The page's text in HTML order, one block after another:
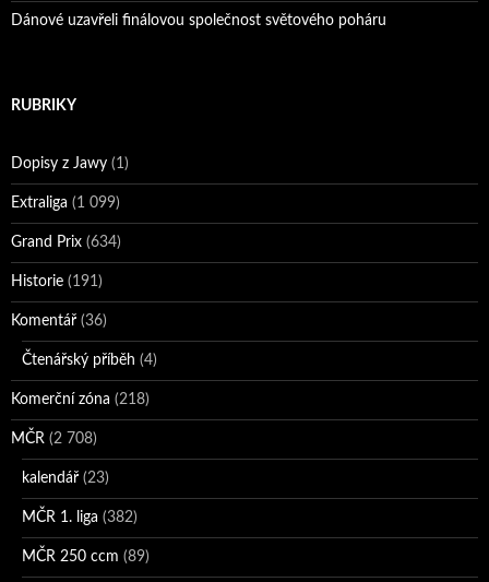
Dánové uzavřeli finálovou společnost světového poháru
RUBRIKY
Dopisy z Jawy (1)
Extraliga (1 099)
Grand Prix (634)
Historie (191)
Komentář (36)
Čtenářský příběh (4)
Komerční zóna (218)
MČR (2 708)
kalendář (23)
MČR 1. liga (382)
MČR 250 ccm (89)